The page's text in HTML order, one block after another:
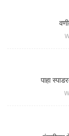
पाहा